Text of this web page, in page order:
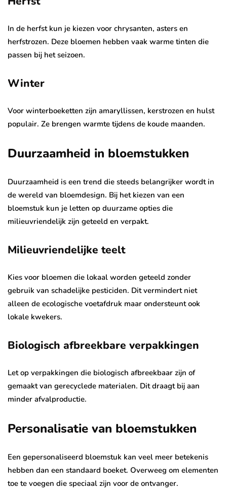
In de herfst kun je kiezen voor chrysanten, asters en
herfstrozen. Deze bloemen hebben vaak warme tinten die
passen bij het seizoen.
Winter
Voor winterboeketten zijn amaryllissen, kerstrozen en hulst
populair. Ze brengen warmte tijdens de koude maanden.
Duurzaamheid in bloemstukken
Duurzaamheid is een trend die steeds belangrijker wordt in
de wereld van bloemdesign. Bij het kiezen van een
bloemstuk kun je letten op duurzame opties die
milieuvriendelijk zijn geteeld en verpakt.
Milieuvriendelijke teelt
Kies voor bloemen die lokaal worden geteeld zonder
gebruik van schadelijke pesticiden. Dit vermindert niet
alleen de ecologische voetafdruk maar ondersteunt ook
lokale kwekers.
Biologisch afbreekbare verpakkingen
Let op verpakkingen die biologisch afbreekbaar zijn of
gemaakt van gerecyclede materialen. Dit draagt bij aan
minder afvalproductie.
Personalisatie van bloemstukken
Een gepersonaliseerd bloemstuk kan veel meer betekenis
hebben dan een standaard boeket. Overweeg om elementen
toe te voegen die speciaal zijn voor de ontvanger.